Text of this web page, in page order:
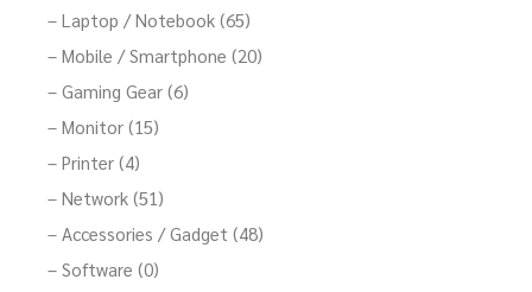
– Laptop / Notebook (65)
– Mobile / Smartphone (20)
– Gaming Gear (6)
– Monitor (15)
– Printer (4)
– Network (51)
– Accessories / Gadget (48)
– Software (0)